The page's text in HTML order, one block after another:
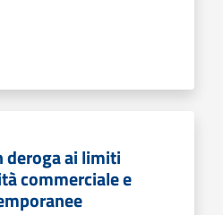
deroga ai limiti
commerciale e